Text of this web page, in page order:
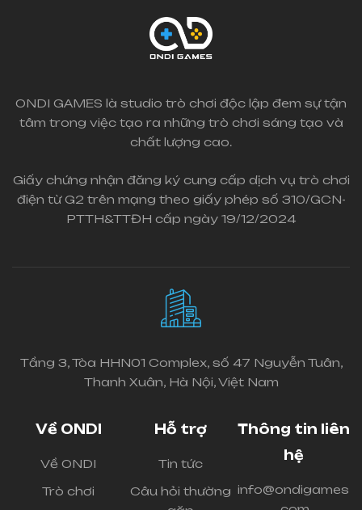
ONDI GAMES là studio trò chơi độc lập đem sự tận
tâm trong việc tạo ra những trò chơi sáng tạo và
chất lượng cao.
Giấy chứng nhận đăng ký cung cấp dịch vụ trò chơi
điện từ G2 trên mạng theo giấy phép số 310/GCN-
PTTH&TTĐH cấp ngày 19/12/2024
Tầng 3, Tòa HHN01 Complex, số 47 Nguyễn Tuân,
Thanh Xuân, Hà Nội, Việt Nam
Về ONDI
Về ONDI
Trò chơi
Hỗ trợ
Tin tức
Câu hỏi thường
Thông tin liên
hệ
info@ondigames